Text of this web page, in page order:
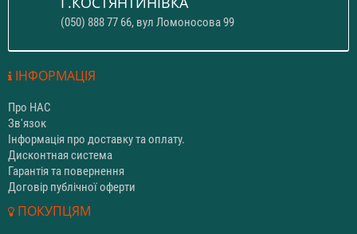
(050) 888 77 66, вул Ломоносова 99
ІНФОРМАЦІЯ
Про НАС
Зв'язок
Інформація про доставку та оплату.
Дисконтная система
Гарантія та повернення
Договір публічної оферти
ПОКУПЦЯМ